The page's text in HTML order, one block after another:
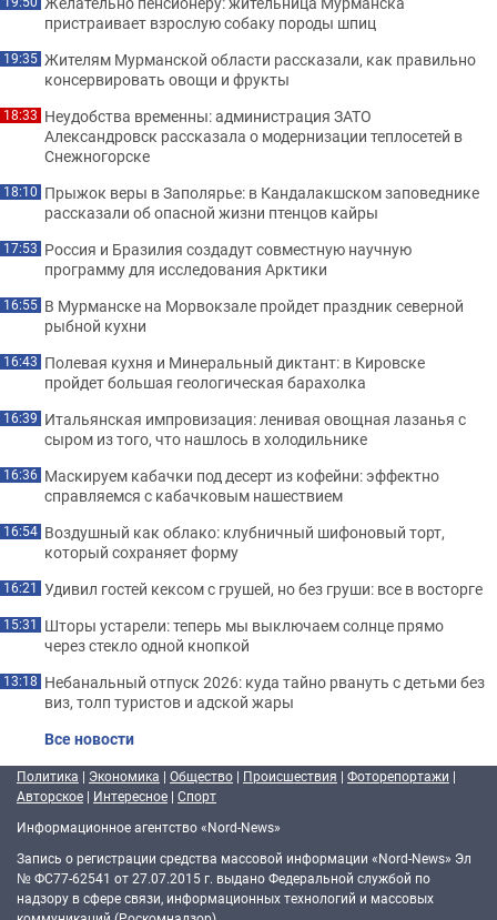
пристраивает взрослую собаку породы шпиц
19:35 Жителям Мурманской области рассказали, как правильно
консервировать овощи и фрукты
18:33 Неудобства временны: администрация ЗАТО
Александровск рассказала о модернизации теплосетей в
Снежногорске
18:10 Прыжок веры в Заполярье: в Кандалакшском заповеднике
рассказали об опасной жизни птенцов кайры
17:53 Россия и Бразилия создадут совместную научную
программу для исследования Арктики
16:55 В Мурманске на Морвокзале пройдет праздник северной
рыбной кухни
16:43 Полевая кухня и Минеральный диктант: в Кировске
пройдет большая геологическая барахолка
16:39 Итальянская импровизация: ленивая овощная лазанья с
сыром из того, что нашлось в холодильнике
16:36 Маскируем кабачки под десерт из кофейни: эффектно
справляемся с кабачковым нашествием
16:54 Воздушный как облако: клубничный шифоновый торт,
который сохраняет форму
16:21 Удивил гостей кексом с грушей, но без груши: все в восторге
15:31 Шторы устарели: теперь мы выключаем солнце прямо
через стекло одной кнопкой
13:18 Небанальный отпуск 2026: куда тайно рвануть с детьми без
виз, толп туристов и адской жары
Все новости
Политика | Экономика | Общество | Происшествия | Фоторепортажи |
Авторское | Интересное | Спорт
Информационное агентство «Nord-News»
Запись о регистрации средства массовой информации «Nord-News» Эл
№ ФС77-62541 от 27.07.2015 г. выдано Федеральной службой по
надзору в сфере связи, информационных технологий и массовых